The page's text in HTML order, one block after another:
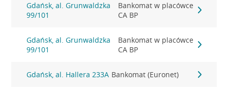
Gdańsk, al. Grunwaldzka
99/101
Bankomat w placówce
CA BP
Gdańsk, al. Grunwaldzka
99/101
Bankomat w placówce
CA BP
Gdańsk, al. Hallera 233A Bankomat (Euronet)